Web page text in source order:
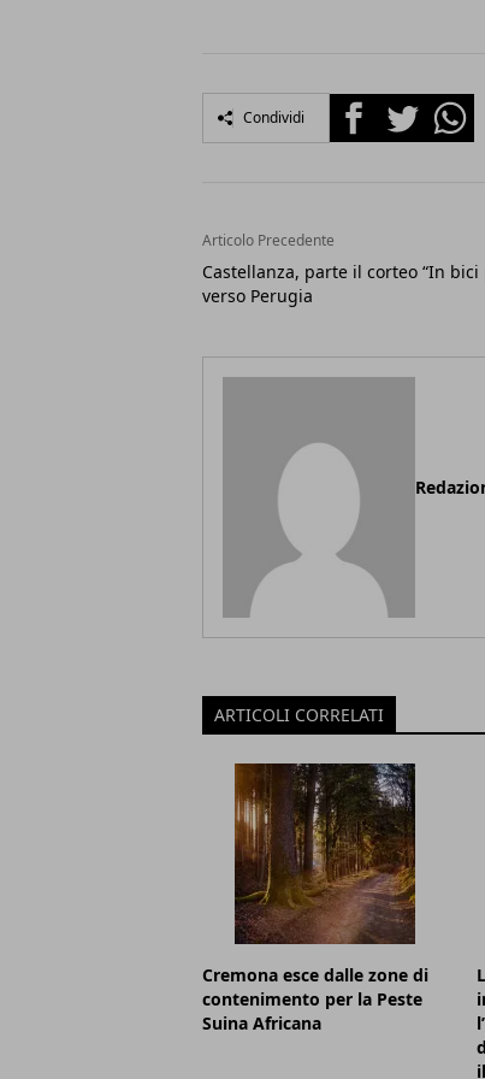
Condividi FacebookTwitter
Articolo Precedente
Castellanza, parte il corteo “In bici
verso Perugia
ARTICOLI CORRELATI
Cremona esce dalle zone di
contenimento per la Peste
Suina Africana